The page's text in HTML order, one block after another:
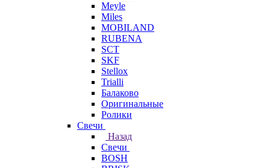
Meyle
Miles
MOBILAND
RUBENA
SCT
SKF
Stellox
Trialli
Балаково
Оригинальные
Ролики
Свечи
Назад
Свечи
BOSH